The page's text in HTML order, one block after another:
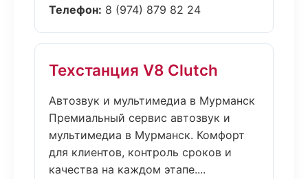
Телефон: 8 (974) 879 82 24
Техстанция V8 Clutch
Автозвук и мультимедиа в Мурманск
Премиальный сервис автозвук и
мультимедиа в Мурманск. Комфорт
для клиентов, контроль сроков и
качества на каждом этапе....